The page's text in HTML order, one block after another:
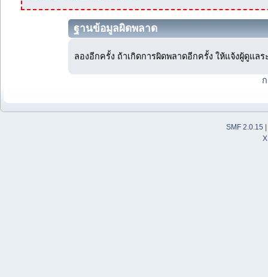
ฐานข้อมูลผิดพลาด
ลองอีกครั้ง ถ้าเกิดการผิดพลาดอีกครั้ง ให้แจ้งผู้ดูแลร
SMF 2.0.15